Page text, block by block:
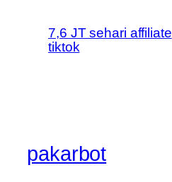
7,6 JT sehari affiliate
tiktok
pakarbot